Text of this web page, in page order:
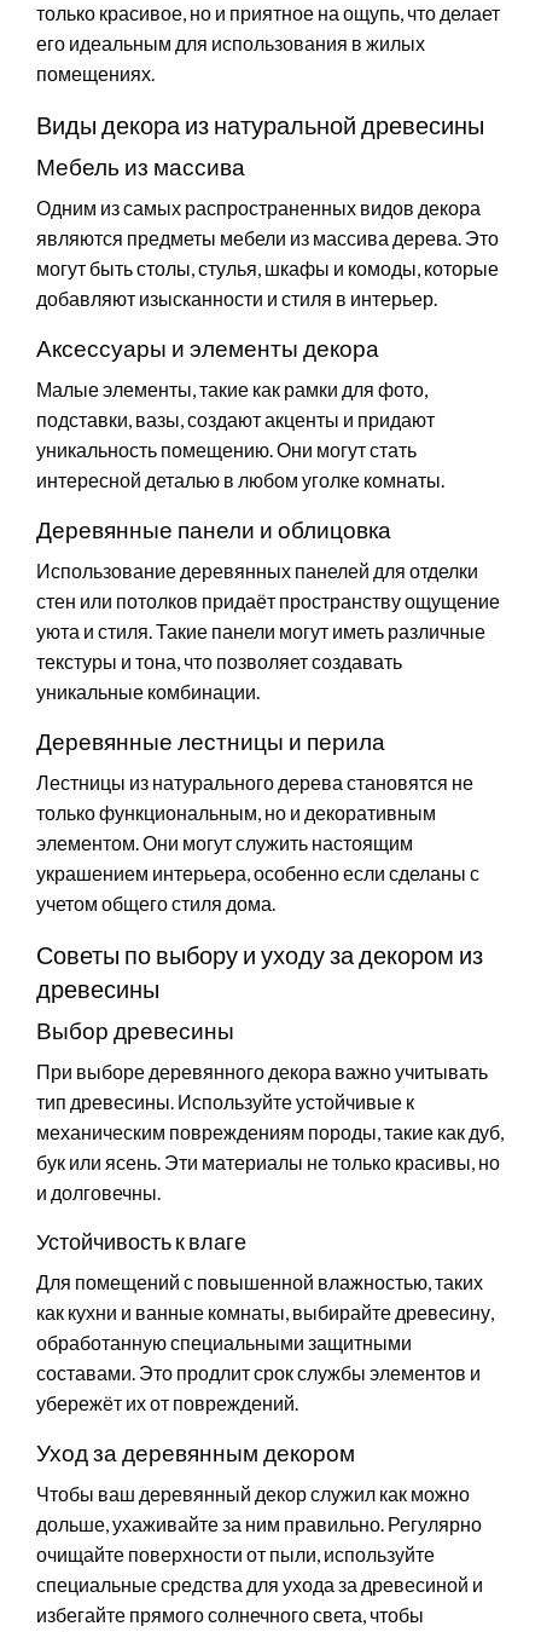
только красивое, но и приятное на ощупь, что делает
его идеальным для использования в жилых
помещениях.
Виды декора из натуральной древесины
Мебель из массива
Одним из самых распространенных видов декора
являются предметы мебели из массива дерева. Это
могут быть столы, стулья, шкафы и комоды, которые
добавляют изысканности и стиля в интерьер.
Аксессуары и элементы декора
Малые элементы, такие как рамки для фото,
подставки, вазы, создают акценты и придают
уникальность помещению. Они могут стать
интересной деталью в любом уголке комнаты.
Деревянные панели и облицовка
Использование деревянных панелей для отделки
стен или потолков придаёт пространству ощущение
уюта и стиля. Такие панели могут иметь различные
текстуры и тона, что позволяет создавать
уникальные комбинации.
Деревянные лестницы и перила
Лестницы из натурального дерева становятся не
только функциональным, но и декоративным
элементом. Они могут служить настоящим
украшением интерьера, особенно если сделаны с
учетом общего стиля дома.
Советы по выбору и уходу за декором из
древесины
Выбор древесины
При выборе деревянного декора важно учитывать
тип древесины. Используйте устойчивые к
механическим повреждениям породы, такие как дуб,
бук или ясень. Эти материалы не только красивы, но
и долговечны.
Устойчивость к влаге
Для помещений с повышенной влажностью, таких
как кухни и ванные комнаты, выбирайте древесину,
обработанную специальными защитными
составами. Это продлит срок службы элементов и
убережёт их от повреждений.
Уход за деревянным декором
Чтобы ваш деревянный декор служил как можно
дольше, ухаживайте за ним правильно. Регулярно
очищайте поверхности от пыли, используйте
специальные средства для ухода за древесиной и
избегайте прямого солнечного света, чтобы